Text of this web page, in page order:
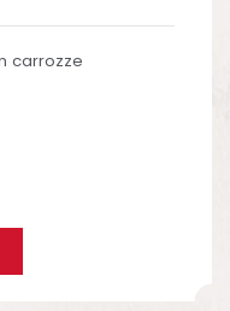
carrozze